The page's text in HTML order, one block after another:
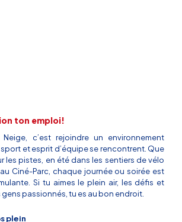
ton emploi!
Neige, c’est rejoindre un environnement
et esprit d’équipe se rencontrent. Que
les pistes, en été dans les sentiers de vélo
Ciné-Parc, chaque journée ou soirée est
Si tu aimes le plein air, les défis et
passionnés, tu es au bon endroit.
plein